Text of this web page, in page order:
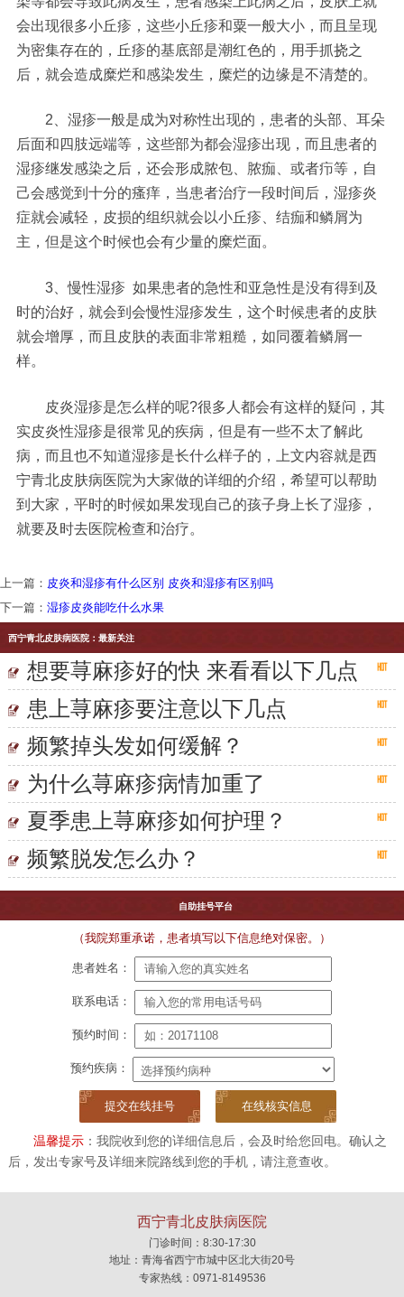
会出现很多小丘疹，这些小丘疹和粟一般大小，而且呈现
为密集存在的，丘疹的基底部是潮红色的，用手抓挠之
后，就会造成糜烂和感染发生，糜烂的边缘是不清楚的。
2、湿疹一般是成为对称性出现的，患者的头部、耳朵
后面和四肢远端等，这些部为都会湿疹出现，而且患者的
湿疹继发感染之后，还会形成脓包、脓痂、或者疖等，自
己会感觉到十分的瘙痒，当患者治疗一段时间后，湿疹炎
症就会减轻，皮损的组织就会以小丘疹、结痂和鳞屑为
主，但是这个时候也会有少量的糜烂面。
3、慢性湿疹 如果患者的急性和亚急性是没有得到及
时的治好，就会到会慢性湿疹发生，这个时候患者的皮肤
就会增厚，而且皮肤的表面非常粗糙，如同覆着鳞屑一
样。
皮炎湿疹是怎么样的呢?很多人都会有这样的疑问，其
实皮炎性湿疹是很常见的疾病，但是有一些不太了解此
病，而且也不知道湿疹是长什么样子的，上文内容就是西
宁青北皮肤病医院为大家做的详细的介绍，希望可以帮助
到大家，平时的时候如果发现自己的孩子身上长了湿疹，
就要及时去医院检查和治疗。
上一篇： 皮炎和湿疹有什么区别 皮炎和湿疹有区别吗
下一篇： 湿疹皮炎能吃什么水果
西宁青北皮肤病医院：最新关注
想要荨麻疹好的快 来看看以下几点
患上荨麻疹要注意以下几点
频繁掉头发如何缓解？
为什么荨麻疹病情加重了
夏季患上荨麻疹如何护理？
频繁脱发怎么办？
自助挂号平台
（我院郑重承诺，患者填写以下信息绝对保密。）
患者姓名：
联系电话：
预约时间：
预约疾病：
在线核实信息
温馨提示：我院收到您的详细信息后，会及时给您回电。确认之
后，发出专家号及详细来院路线到您的手机，请注意查收。
西宁青北皮肤病医院
门诊时间：8:30-17:30
地址：青海省西宁市城中区北大街20号
专家热线：0971-8149536